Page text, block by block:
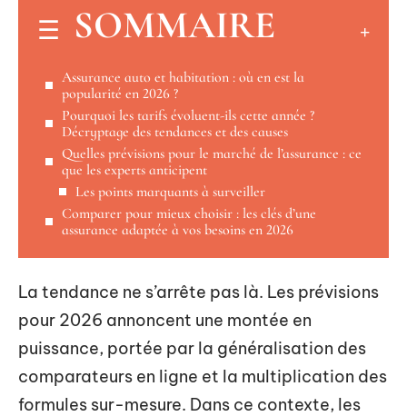
SOMMAIRE
Assurance auto et habitation : où en est la
popularité en 2026 ?
Pourquoi les tarifs évoluent-ils cette année ?
Décryptage des tendances et des causes
Quelles prévisions pour le marché de l’assurance : ce
que les experts anticipent
Les points marquants à surveiller
Comparer pour mieux choisir : les clés d’une
assurance adaptée à vos besoins en 2026
La tendance ne s’arrête pas là. Les prévisions
pour 2026 annoncent une montée en
puissance, portée par la généralisation des
comparateurs en ligne et la multiplication des
formules sur-mesure. Dans ce contexte, les